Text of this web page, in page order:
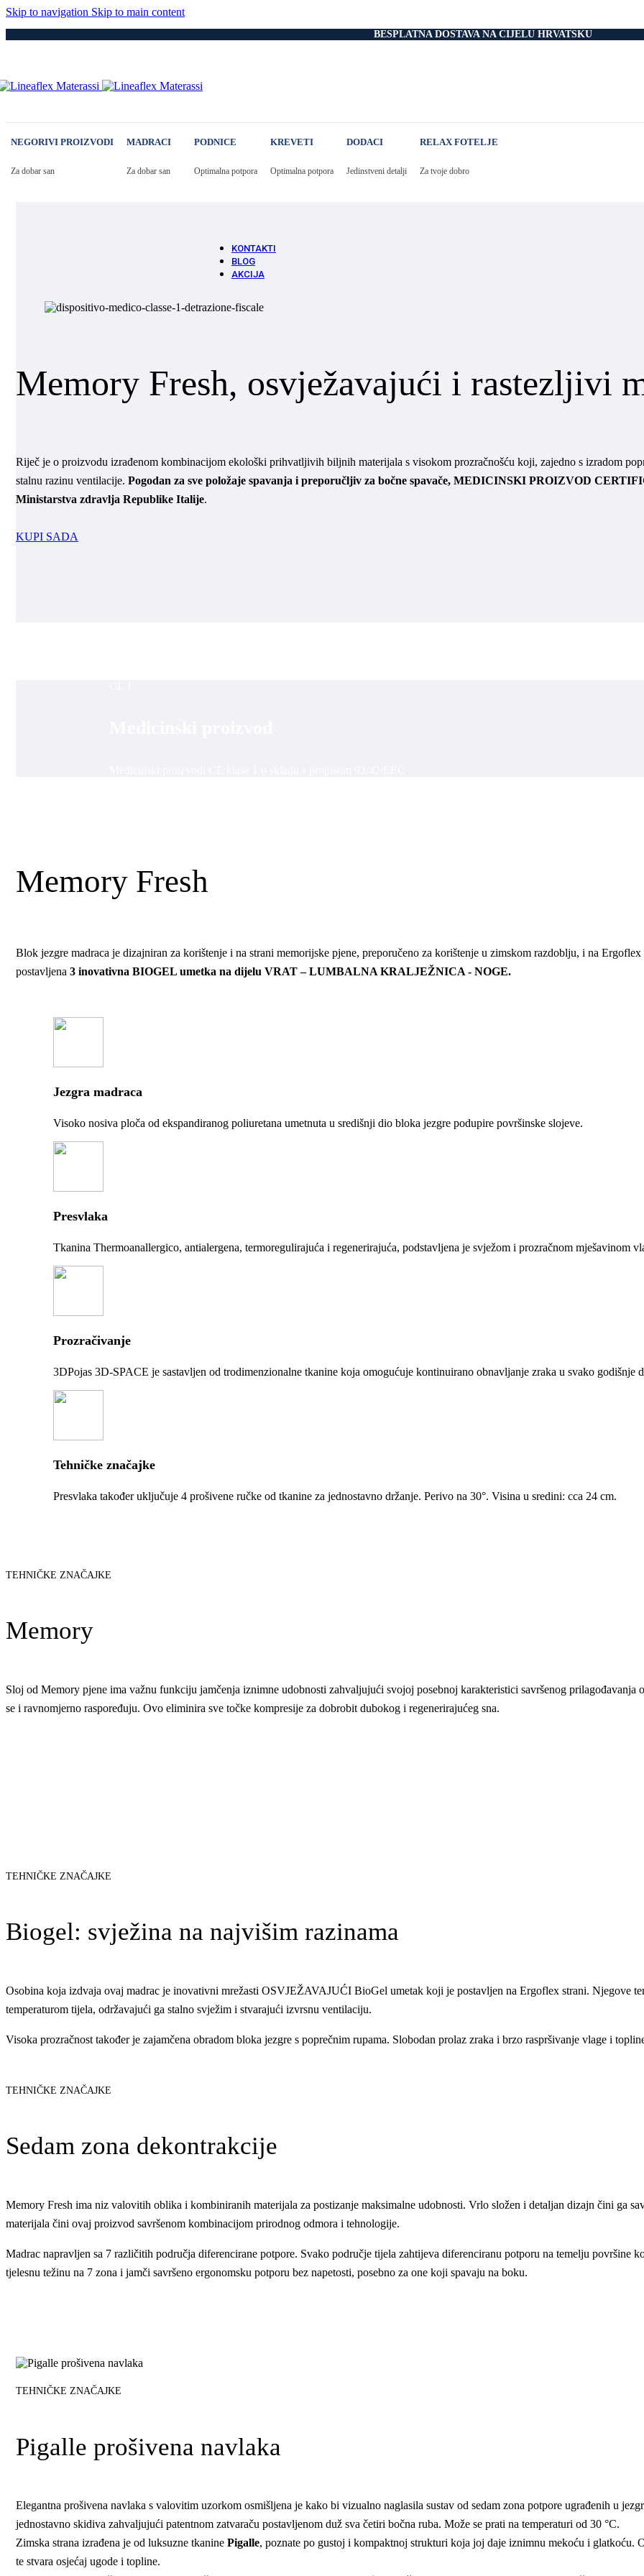
Skip to navigation Skip to main content
BESPLATNA DOSTAVA NA CIJELU HRVATSKU
Drvene Podnice
Metalni Okvir
Dodaci
Navlake Za Madrace i Podnice
KONTAKTI
BLOG
AKCIJA
NEGORIVI PROIZVODI
Za dobar san
MADRACI
Za dobar san
PODNICE
Optimalna potpora
KREVETI
Optimalna potpora
DODACI
Jedinstveni detalji
RELAX FOTELJE
Za tvoje dobro
Memory Fresh, osvježavajući i rastezljivi
Riječ je o proizvodu izrađenom kombinacijom ekološki prihvatljivih biljnih materijala s visokom prozračnošću koji, zajedno s izradom
stalnu razinu ventilacije. Pogodan za sve položaje spavanja i preporučljiv za bočne spavače, MEDICINSKI PROIZVOD
Ministarstva zdravlja Republike Italije.
KUPI SADA
Memory Fresh
Blok jezgre madraca je dizajniran za korištenje i na strani memorijske pjene, preporučeno za korištenje u zimskom razdoblju, i na
postavljena 3 inovativna BIOGEL umetka na dijelu VRAT – LUMBALNA KRALJEŽNICA - NOGE.
Jezgra madraca
Visoko nosiva ploča od ekspandiranog poliuretana umetnuta u središnji dio bloka jezgre podupire površinske slojeve.
Presvlaka
Tkanina Thermoanallergico, antialergena, termoregulirajuća i regenerirajuća, podstavljena je svježom i prozračnom mješavinom
Prozračivanje
3DPojas 3D-SPACE je sastavljen od trodimenzionalne tkanine koja omogućuje kontinuirano obnavljanje zraka u svako godišnje
Tehničke značajke
Presvlaka također uključuje 4 prošivene ručke od tkanine za jednostavno držanje. Perivo na 30°. Visina u sredini: cca 24 cm.
TEHNIČKE ZNAČAJKE
Memory
Sloj od Memory pjene ima važnu funkciju jamčenja iznimne udobnosti zahvaljujući svojoj posebnoj karakteristici savršenog
se i ravnomjerno raspoređuju. Ovo eliminira sve točke kompresije za dobrobit dubokog i regenerirajućeg sna.
TEHNIČKE ZNAČAJKE
Biogel: svježina na najvišim razinama
Osobina koja izdvaja ovaj madrac je inovativni mrežasti OSVJEŽAVAJUĆI BioGel umetak koji je postavljen na Ergoflex strani. Njegove
temperaturom tijela, održavajući ga stalno svježim i stvarajući izvrsnu ventilaciju.
Visoka prozračnost također je zajamčena obradom bloka jezgre s poprečnim rupama. Slobodan prolaz zraka i brzo raspršivanje vlage i
TEHNIČKE ZNAČAJKE
Sedam zona dekontrakcije
Memory Fresh ima niz valovitih oblika i kombiniranih materijala za postizanje maksimalne udobnosti. Vrlo složen i detaljan dizajn čini ga
materijala čini ovaj proizvod savršenom kombinacijom prirodnog odmora i tehnologije.
Madrac napravljen sa 7 različitih područja diferencirane potpore. Svako područje tijela zahtijeva diferenciranu potporu na temelju površine
tjelesnu težinu na 7 zona i jamči savršeno ergonomsku potporu bez napetosti, posebno za one koji spavaju na boku.
TEHNIČKE ZNAČAJKE
Pigalle prošivena navlaka
Elegantna prošivena navlaka s valovitim uzorkom osmišljena je kako bi vizualno naglasila sustav od sedam zona potpore ugrađenih u
jednostavno skidiva zahvaljujući patentnom zatvaraču postavljenom duž sva četiri bočna ruba. Može se prati na temperaturi od 30 °C.
Zimska strana izrađena je od luksuzne tkanine Pigalle, poznate po gustoj i kompaktnoj strukturi koja joj daje iznimnu mekoću i glatkoću.
te stvara osjećaj ugode i topline.